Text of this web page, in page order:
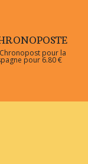
pour la
pour 6.80 €